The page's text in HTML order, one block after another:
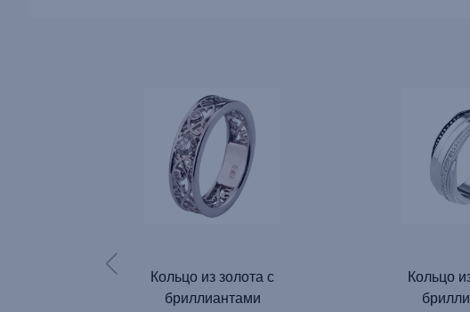
Кольцо из золота с
бриллиантами
Кольцо